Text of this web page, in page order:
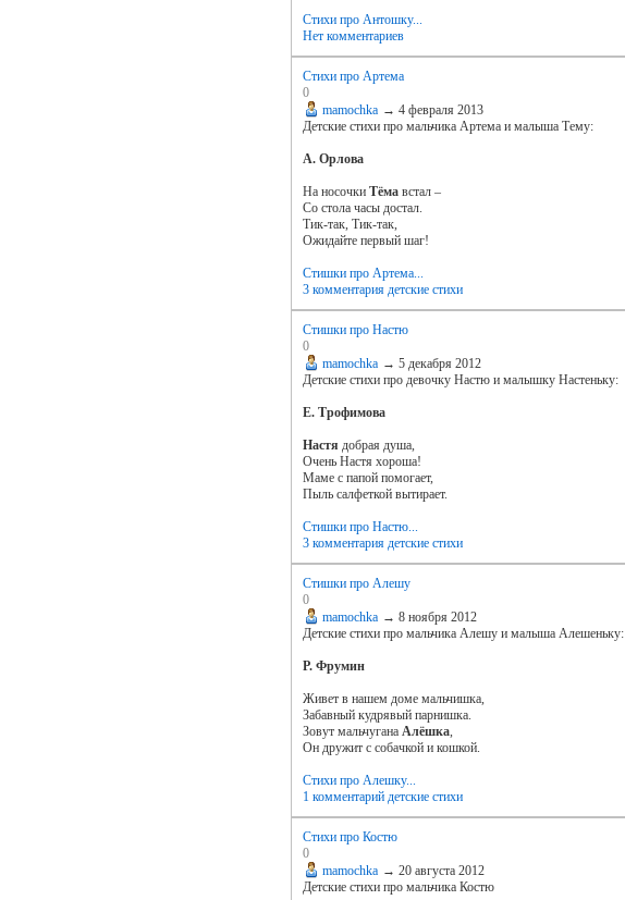
Стихи про Антошку...
Нет комментариев
Стихи про Артема
0
mamochka →4 февраля 2013
Детские стихи про мальчика Артема и малыша Тему:
А. Орлова
На носочкиТёма встал –
Со стола часы достал.
Тик-так, Тик-так,
Ожидайте первый шаг!
Стишки про Артема...
3 комментария детские стихи
Стишки про Настю
0
mamochka →5 декабря 2012
Детские стихи про девочку Настю и малышку Настеньку:
Е. Трофимова
Настя добрая душа,
Очень Настя хороша!
Маме с папой помогает,
Пыль салфеткой вытирает.
Стишки про Настю...
3 комментария детские стихи
Стишки про Алешу
0
mamochka →8 ноября 2012
Детские стихи про мальчика Алешу и малыша Алешеньку:
Р. Фрумин
Живет в нашем доме мальчишка,
Забавный кудрявый парнишка.
Зовут мальчуганаАлёшка,
Он дружит с собачкой и кошкой.
Стихи про Алешку...
1 комментарий детские стихи
Стихи про Костю
0
mamochka →20 августа 2012
Детские стихи про мальчика Костю